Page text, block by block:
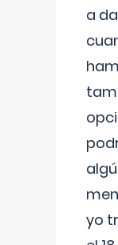
a
yo